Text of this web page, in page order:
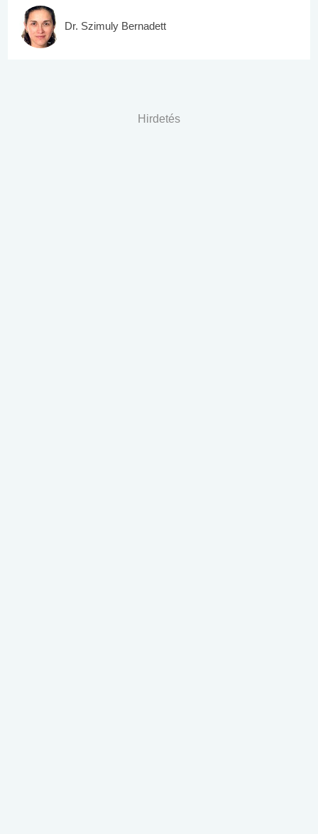
Dr. Szimuly Bernadett
Hirdetés